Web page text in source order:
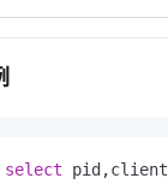
select